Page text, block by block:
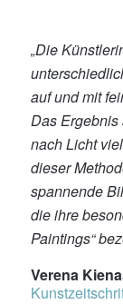
„Die
auf und mit
Das
nach Licht
dieser
spannende
die ihre
Paintings“
Verena